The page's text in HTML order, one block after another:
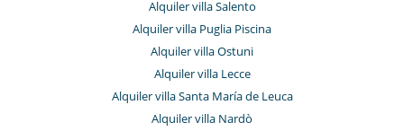
Alquiler villa Salento
Alquiler villa Puglia Piscina
Alquiler villa Ostuni
Alquiler villa Lecce
Alquiler villa Santa María de Leuca
Alquiler villa Nardò